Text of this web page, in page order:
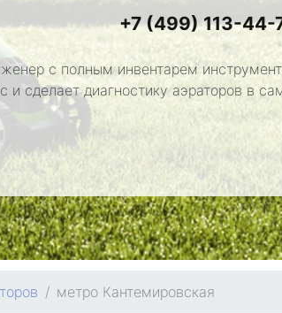
+7 (499) 113-44-
с полным инвентарем
и сделает диагностику аэраторов в
метро Кантемировская